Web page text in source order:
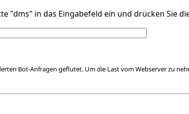
"dms" in das Eingabefeld ein und drücken Sie
Bot-Anfragen geflutet. Um die Last vom Webserver zu